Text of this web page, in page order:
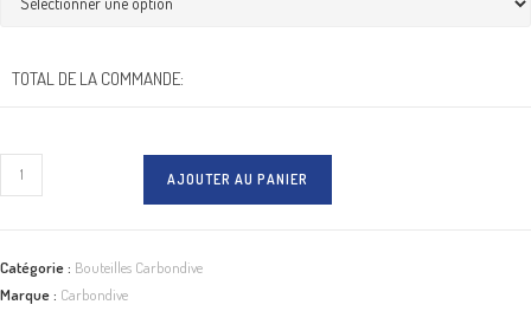
TOTAL DE LA COMMANDE:
quantité
de
12L
AJOUTER AU PANIER
Catégorie : Bouteilles Carbondive
Marque : Carbondive